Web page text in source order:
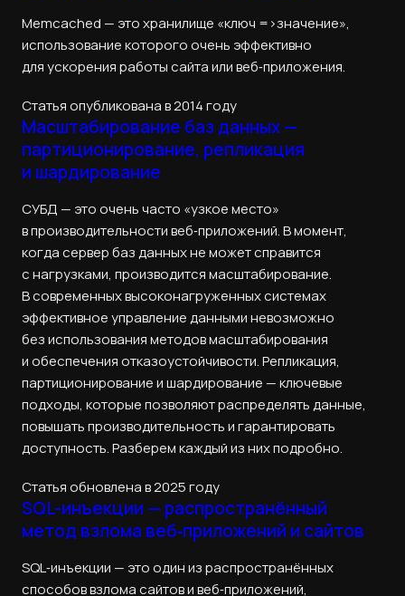
Memcached — это хранилище «ключ =>значение»,
использование которого очень эффективно
для ускорения работы сайта или веб‑приложения.
Статья опубликована в 2014 году
Масштабирование баз данных —
партиционирование, репликация
и шардирование
СУБД — это очень часто «узкое место»
в производительности веб‑приложений. В момент,
когда сервер баз данных не может справится
с нагрузками, производится масштабирование.
В современных высоконагруженных системах
эффективное управление данными невозможно
без использования методов масштабирования
и обеспечения отказоустойчивости. Репликация,
партиционирование и шардирование — ключевые
подходы, которые позволяют распределять данные,
повышать производительность и гарантировать
доступность. Разберем каждый из них подробно.
Статья обновлена в 2025 году
SQL-инъекции — распространённый
метод взлома веб‑приложений и сайтов
SQL‑инъекции — это один из распространённых
способов взлома сайтов и веб‑приложений,